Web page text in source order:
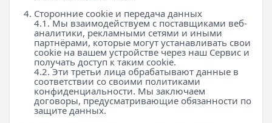
Сторонние cookie и передача данных
4.1. Мы взаимодействуем с поставщиками веб-
аналитики, рекламными сетями и иными
партнёрами, которые могут устанавливать свои
cookie на вашем устройстве через наш Сервис и
получать доступ к таким cookie.
4.2. Эти третьи лица обрабатывают данные в
соответствии со своими политиками
конфиденциальности. Мы заключаем
договоры, предусматривающие обязанности по
защите данных.